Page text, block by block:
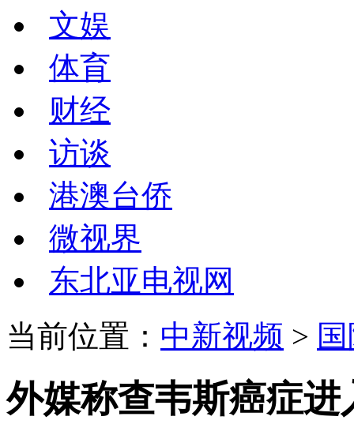
文娱
体育
财经
访谈
港澳台侨
微视界
东北亚电视网
当前位置： 中新视频 >
外媒称查韦斯癌症